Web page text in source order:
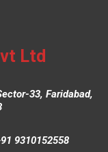
Ltd
33, Faridabad,
9310152558